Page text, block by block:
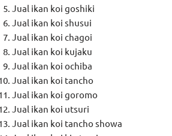
Jual ikan koi goshiki
Jual ikan koi shusui
Jual ikan koi chagoi
Jual ikan koi kujaku
Jual ikan koi ochiba
Jual ikan koi tancho
Jual ikan koi goromo
Jual ikan koi utsuri
Jual ikan koi tancho showa